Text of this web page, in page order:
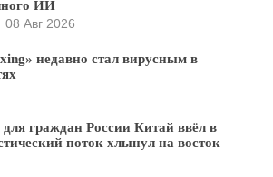
ИИ
08 Авг 2026
недавно стал вирусным в
граждан России Китай ввёл в
поток хлынул на восток